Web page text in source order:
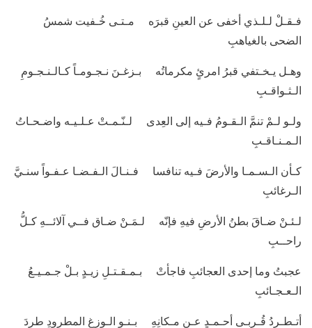
فـقـلْ لـلـذي أخفى عن العينِ قبرَه مـتـى خُـفيت شمسُ
الضحى بالغياهبِ
وهـل يـخـتفي قبرُ امرئٍ مكرماتُه بـزغـنَ نـجـومـاً كـالـنـجـومِ
الـثـواقـبِ
ولـو لـمْ تنمَّ الـقـومُ فـيه إلى العِدى لـنّـمـتْ عـلـيـه واضـحـاتُ
الـمـنـاقـبِ
كـأن الـسـمـا والأرضَ فـيه تنافسا فـنـالَ الـفـضـا عـفـواً سنـيَّ
الـرغائبِ
لـئـنْ ضـاقَ بطنُ الأرضِ فيهِ فإنّه لـمَـنْ ضـاق فــي آلائــهِ كـلُّ
راحــبِ
عجبتُ وما إحدى العجائبِ فاجأتْ بـمـقـتـلِ زيـدٍ بـلْ جـمـيـعُ
الـعـجـائبِ
أتـطـردُ قُـربـى أحـمـدٍ عـن مـكانِهِ بـنـو الـوزغِ المطرودِ طردَ